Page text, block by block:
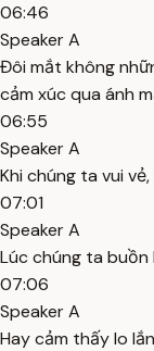
06:46
Speaker A
Đôi mắt không
cảm xúc qua ánh
06:55
Speaker A
Khi chúng ta vui
07:01
Speaker A
Lúc chúng ta buồn
07:06
Speaker A
Hay cảm thấy lo